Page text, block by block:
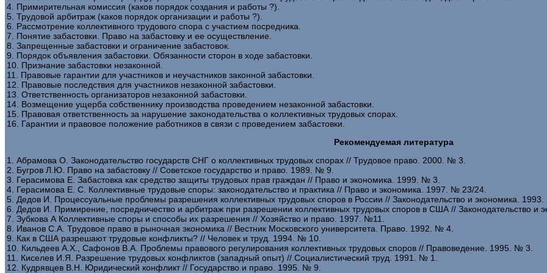
4. Примирительная комиссия (каков порядок создания и работы ?).
5. Трудовой арбитраж (каков порядок организации и работы ?).
6. Рассмотрение коллективного трудового спора с участием посредника.
7. Понятие забастовки. Право на забастовку и ее осуществление.
8. Запрещенные забастовки и ограничение забастовок.
9. Порядок объявления забастовки. Обязанности сторон в ходе забастовки.
10. Признание забастовки незаконной.
11. Правовые гарантии для участников и неучастников законной забастовки.
12. Правовые последствия для участников незаконной забастовки.
13. Ответственность организаторов незаконной забастовки.
14. Возмещение ущерба собственнику производства проведением незаконной забастовки.
15. Правовая ответственность за нарушение законодательства о коллективных трудовых спорах.
16. Гарантии и правовое положение работников в связи с проведением забастовки.
Рекомендуемая литература
1. Абрамова О. Законодательство государств СНГ о коллективных трудовых спорах // Трудовое право. 2000. № 3.
2. Бугров Л.Ю. Право на забастовку // Советское государство и право. 1989. № 9.
3. Герасимова Е. Забастовка как средство защиты трудовых прав граждан // Право и экономика. 1999. № 3.
4. Герасимова Е. С. Коллективные трудовые споры: законодательство и практика // Право и экономика. 1997. № 23/24.
5. Дедов И. Процессуальные проблемы разрешения коллективных трудовых споров в России // Законодательство и экономика.
6. Дедов И. Примирение, посредничество и арбитраж при разрешении коллективных трудовых споров в США // Законодательство и
7. Зубкова А Коллективные споры и способы их разрешения // Хозяйство и право. 1997. №11.
8. Иванов С.А. Трудовое право в рыночная экономика // Вестник Московского университета. Право. 1992. № 4.
9. Как в США разрешают трудовые конфликты? // Человек и труд. 1994. № 10.
10. Кильдеев А.Х., Сафонов В.А. Проблемы правового регулирования коллективных трудовых споров // Правоведение. 1995. № 3.
11. Киселев И.Я. Разрешение трудовых конфликтов (западный опыт) // Социалистический труд. 1991. № 1.
12. Кудрявцев В.Н. Юридический конфликт // Государство и право. 1995. № 9.